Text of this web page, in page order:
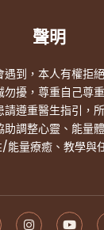
聲明
遇到，本人有權拒
勿擾，尊重自己尊
遵重醫生指引，
助調整心靈、能量體
能量療癒、教學與